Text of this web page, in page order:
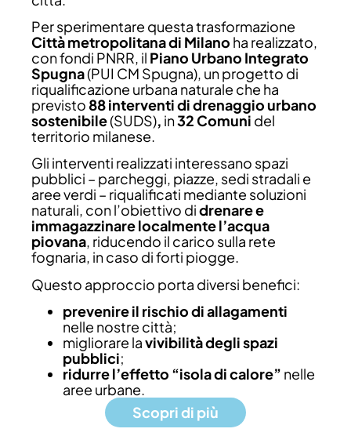
CONTEST
FOTOGRAFICO
SCOPRI I
PROGETTI
VINCITORI!
Per sperimentare questa trasformazione
Città metropolitana di Milano ha realizzato,
con fondi PNRR, il Piano Urbano Integrato
Spugna(PUI CM Spugna), un progetto di
riqualificazione urbana naturale che ha
previsto 88 interventi di drenaggio urbano
sostenibile(SUDS), in32 Comuni del
territorio milanese.
Gli interventi realizzati interessano spazi
pubblici – parcheggi, piazze, sedi stradali e
aree verdi – riqualificati mediante soluzioni
naturali, con l’obiettivo didrenare e
immagazzinare localmente l’acqua
piovana, riducendo il carico sulla rete
fognaria, in caso di forti piogge.
Questo approccio porta diversi benefici:
prevenire il rischio di allagamenti
nelle nostre città;
migliorare lavivibilità degli spazi
pubblici;
ridurre l’effetto “isola di calore” nelle
aree urbane.
Scopri di più